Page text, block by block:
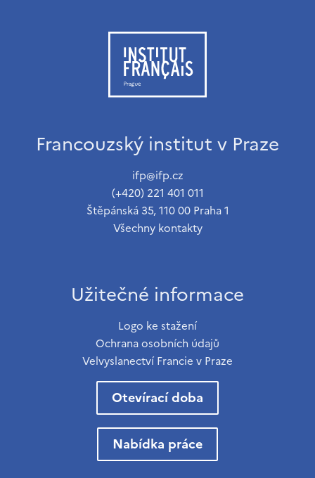
Francouzský institut v Praze
ifp@ifp.cz
(+420) 221 401 011
Štěpánská 35, 110 00 Praha 1
Všechny kontakty
Užitečné informace
Logo ke stažení
Ochrana osobních údajů
Velvyslanectví Francie v Praze
Otevírací doba
Nabídka práce